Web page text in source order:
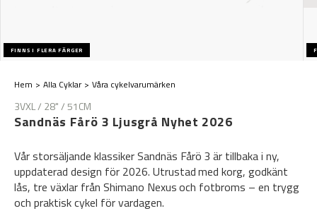
FINNS I FLERA FÄRGER
Hem Alla Cyklar Våra cykelvarumärken
3VXL / 28" / 51CM
Sandnäs Fårö 3 Ljusgrå Nyhet 2026
Vår storsäljande klassiker Sandnäs Fårö 3 är tillbaka i ny,
uppdaterad design för 2026. Utrustad med korg, godkänt
lås, tre växlar från Shimano Nexus och fotbroms – en trygg
och praktisk cykel för vardagen.